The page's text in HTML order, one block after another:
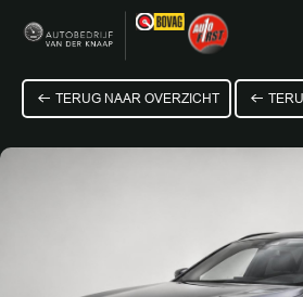
Menu items
HOME
VACATURE
TERUG NAAR OVERZICHT